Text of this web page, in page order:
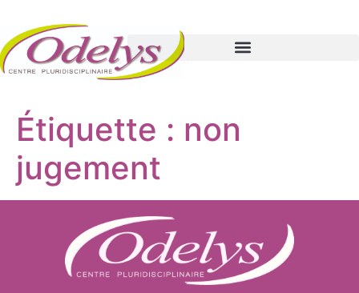
Étiquette : non
jugement